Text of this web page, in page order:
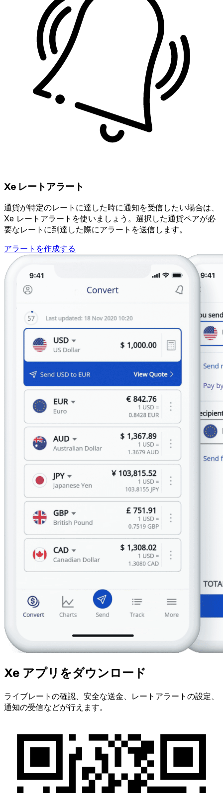
Xe レートアラート
通貨が特定のレートに達した時に通知を受信したい場合は、
Xe レートアラートを使いましょう。選択した通貨ペアが必
要なレートに到達した際にアラートを送信します。
アラートを作成する
Xe アプリをダウンロード
ライブレートの確認、安全な送金、レートアラートの設定、
通知の受信などが行えます。